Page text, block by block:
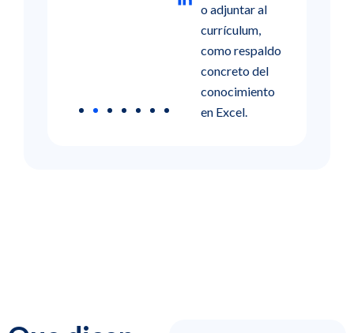
o adjuntar al
currículum,
como respaldo
concreto del
conocimiento
en Excel.